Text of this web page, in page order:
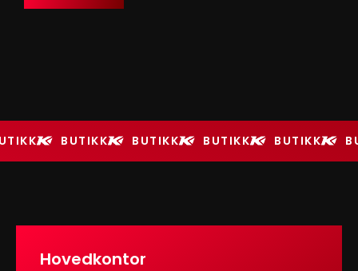
BUTIKK BUTIKK BUTIKK BUTIKK
Hovedkontor